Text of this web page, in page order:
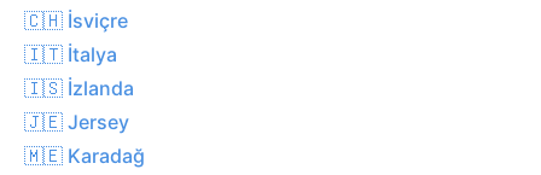
🇨🇭 İsviçre
🇮🇹 İtalya
🇮🇸 İzlanda
🇯🇪 Jersey
🇲🇪 Karadağ